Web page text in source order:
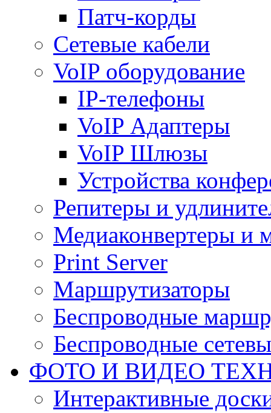
Патч-корды
Сетевые кабели
VoIP оборудование
IP-телефоны
VoIP Адаптеры
VoIP Шлюзы
Устройства
Репитеры и
Медиаконвертеры и
Print Server
Маршрутизаторы
Беспроводные
Беспроводные
ФОТО И ВИДЕО
Интерактивные